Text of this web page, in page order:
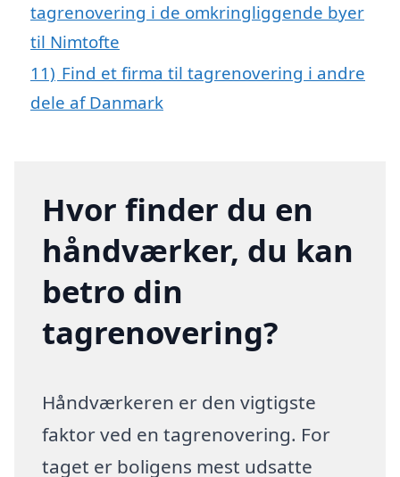
tagrenovering i de omkringliggende byer
til Nimtofte
11) Find et firma til tagrenovering i andre
dele af Danmark
Hvor finder du en
håndværker, du kan
betro din
tagrenovering?
Håndværkeren er den vigtigste
faktor ved en tagrenovering. For
taget er boligens mest udsatte